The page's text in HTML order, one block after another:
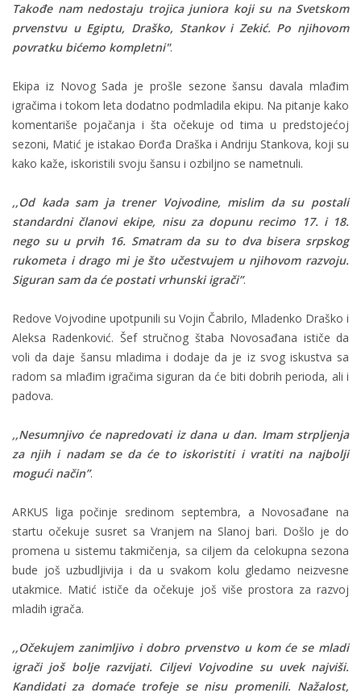
Takođe nam nedostaju trojica juniora koji su na Svetskom
prvenstvu u Egiptu, Draško, Stankov i Zekić. Po njihovom
povratku bićemo kompletni".
Ekipa iz Novog Sada je prošle sezone šansu davala mlađim
igračima i tokom leta dodatno podmladila ekipu. Na pitanje kako
komentariše pojačanja i šta očekuje od tima u predstojećoj
sezoni, Matić je istakao Đorđa Draška i Andriju Stankova, koji su
kako kaže, iskoristili svoju šansu i ozbiljno se nametnuli.
,,Od kada sam ja trener Vojvodine, mislim da su postali
standardni članovi ekipe, nisu za dopunu recimo 17. i 18.
nego su u prvih 16. Smatram da su to dva bisera srpskog
rukometa i drago mi je što učestvujem u njihovom razvoju.
Siguran sam da će postati vrhunski igrači”.
Redove Vojvodine upotpunili su Vojin Čabrilo, Mladenko Draško i
Aleksa Radenković. Šef stručnog štaba Novosađana ističe da
voli da daje šansu mladima i dodaje da je iz svog iskustva sa
radom sa mlađim igračima siguran da će biti dobrih perioda, ali i
padova.
,,Nesumnjivo će napredovati iz dana u dan. Imam strpljenja
za njih i nadam se da će to iskoristiti i vratiti na najbolji
mogući način”.
ARKUS liga počinje sredinom septembra, a Novosađane na
startu očekuje susret sa Vranjem na Slanoj bari. Došlo je do
promena u sistemu takmičenja, sa ciljem da celokupna sezona
bude još uzbudljivija i da u svakom kolu gledamo neizvesne
utakmice. Matić ističe da očekuje još više prostora za razvoj
mladih igrača.
,,Očekujem zanimljivo i dobro prvenstvo u kom će se mladi
igrači još bolje razvijati. Ciljevi Vojvodine su uvek najviši.
Kandidati za domaće trofeje se nisu promenili. Nažalost,